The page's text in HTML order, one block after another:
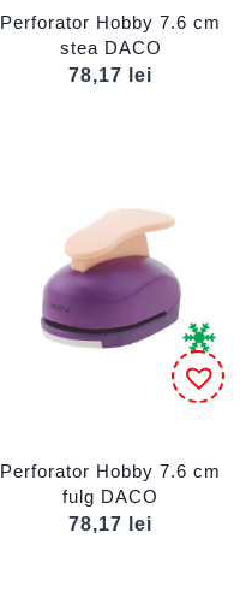
Perforator Hobby 7.6 cm
stea DACO
78,17
lei
Perforator Hobby 7.6 cm
fulg DACO
78,17
lei